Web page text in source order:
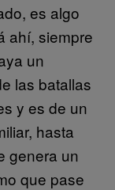
es algo
ahí, siempre
un
las batallas
y es de un
hasta
genera un
que pase